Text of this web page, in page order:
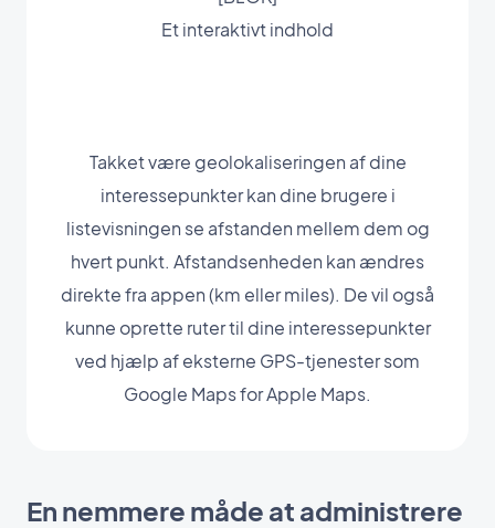
Et interaktivt indhold
Takket være geolokaliseringen af dine
interessepunkter kan dine brugere i
listevisningen se afstanden mellem dem og
hvert punkt. Afstandsenheden kan ændres
direkte fra appen (km eller miles). De vil også
kunne oprette ruter til dine interessepunkter
ved hjælp af eksterne GPS-tjenester som
Google Maps for Apple Maps.
En nemmere måde at administrere